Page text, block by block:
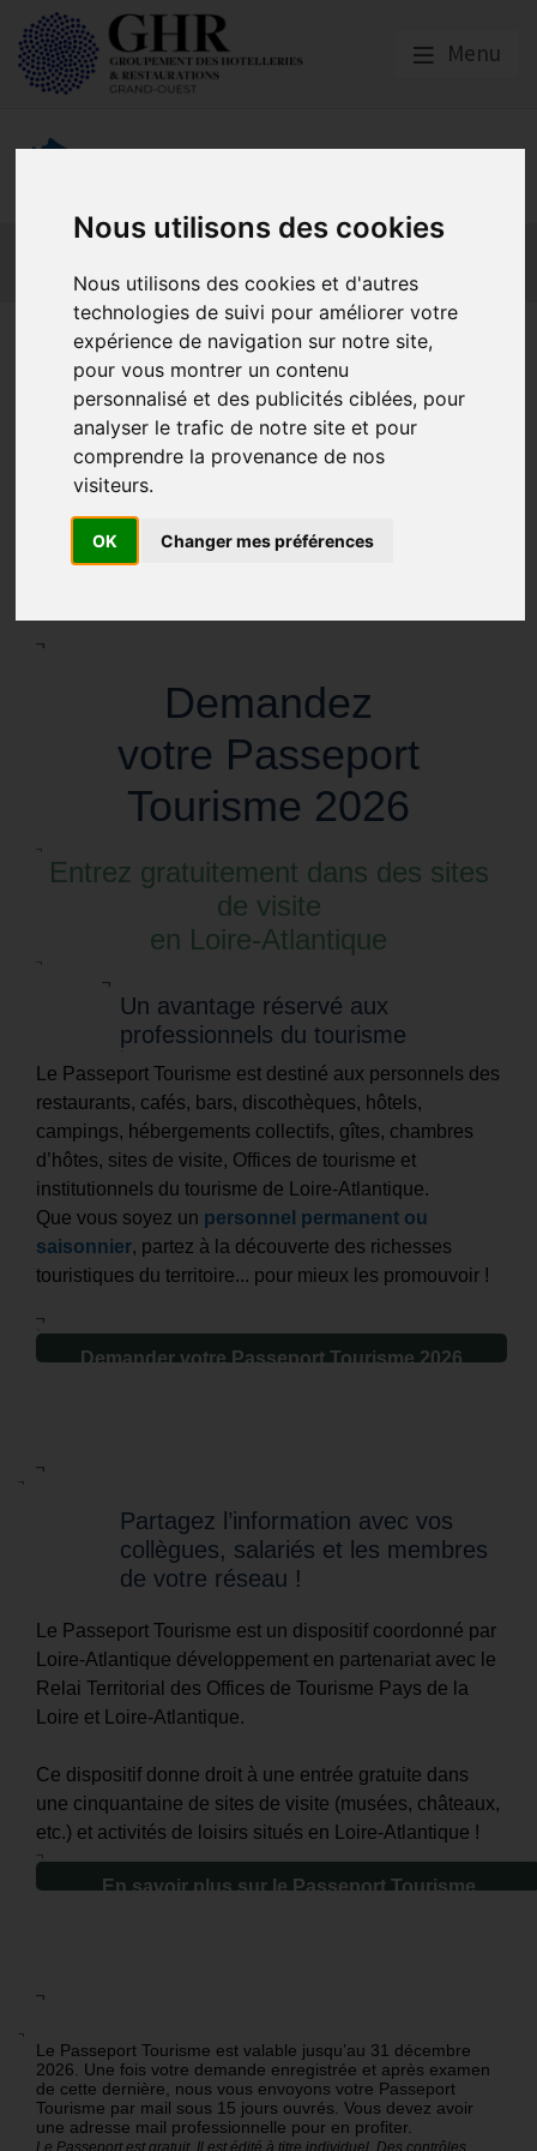
Nous utilisons des cookies
Nous utilisons des cookies et d'autres
technologies de suivi pour améliorer votre
expérience de navigation sur notre site,
pour vous montrer un contenu
personnalisé et des publicités ciblées, pour
analyser le trafic de notre site et pour
comprendre la provenance de nos
visiteurs.
OK Changer mes préférences
Menu
Actualités Qui sommes nous ?
Formations
GHR National
Partenaires
Loire Atlantique | Demandez
votre passeport Tourisme
2026
Actualités locales
¬
Demandez
votre Passeport
Tourisme 2026
¬
Entrez gratuitement dans des sites
de visite
en Loire-Atlantique
¬
¬
Un avantage réservé aux
professionnels du tourisme
Le Passeport Tourisme est destiné aux personnels des
restaurants, cafés, bars, discothèques, hôtels,
campings, hébergements collectifs, gîtes, chambres
d’hôtes, sites de visite, Offices de tourisme et
institutionnels du tourisme de Loire-Atlantique.
Que vous soyez un personnel permanent ou
saisonnier, partez à la découverte des richesses
touristiques du territoire... pour mieux les promouvoir !
¬
Demander votre Passeport Tourisme 2026
¬
¬
Partagez l’information avec vos
collègues, salariés et les membres
de votre réseau !
Le Passeport Tourisme est un dispositif coordonné par
Loire-Atlantique développement en partenariat avec le
Relai Territorial des Offices de Tourisme Pays de la
Loire et Loire-Atlantique.
Ce dispositif donne droit à une entrée gratuite dans
une cinquantaine de sites de visite (musées, châteaux,
etc.) et activités de loisirs situés en Loire-Atlantique !
¬
En savoir plus sur le Passeport Tourisme
¬
¬
Le Passeport Tourisme est valable jusqu’au 31 décembre
2026. Une fois votre demande enregistrée et après examen
de cette dernière, nous vous envoyons votre Passeport
Tourisme par mail sous 15 jours ouvrés. Vous devez avoir
une adresse mail professionnelle pour en profiter.
Le Passeport est gratuit. Il est édité à titre individuel. Des contrôles